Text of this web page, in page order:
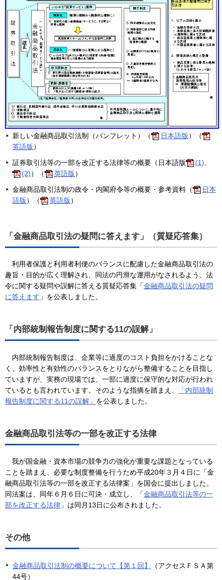
新しい金融商品取引法制（パンフレット）（ 日本語版）（
英語版）
証券取引法等の一部を改正する法律等の概要（日本語版
(1)
(2)）（ 英語版）
金融商品取引法制の政令・内閣府令等の概要・参考資料（
日本
語版）（ 英語版）
「金融商品取引法の疑問に答えます」（質疑応答集）
利用者保護と利用者利便のバランスに配慮した金融商品取引法の
趣旨・目的が広く理解され、同法の円滑な運用がなされるよう、法
令に関する疑問や誤解に答える質疑応答集「金融商品取引法の疑問
に答えます 」を公表しました。
「内部統制報告制度に関する11の誤解」
内部統制報告制度は、企業等に過度のコスト負担をかけることな
く、効率性と有効性のバランスをとりながら整備することを目指し
ていますが、実務の現場では、一部に過度に保守的な対応が行われ
ているとも言われています。そのような指摘を踏まえ、
「内部統制
報告制度に関する11の誤解」 を公表しました。
金融商品取引法等の一部を改正する法律
我が国金融・資本市場の競争力の強化が重要な課題となっている
ことを踏まえ、必要な制度整備を行うため平成20年３月４日に「金
融商品取引法等の一部を改正する法律案」を国会に提出しました。
同法案は、同年６月６日に可決・成立し、「金融商品取引法等の一
部を改正する法律 」は同月13日に公布されました。
その他
金融商品取引法制の概要について【第１回】
（アクセスＦＳＡ第
44号）